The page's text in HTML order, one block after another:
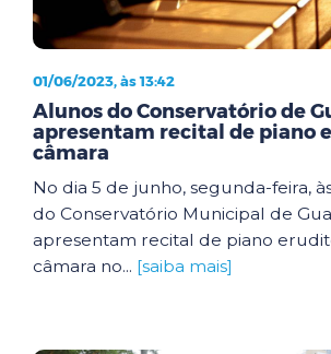
01/06/2023, às 13:42
Alunos do Conservatório de
apresentam recital de piano
câmara
No dia 5 de junho, segunda-feira,
do Conservatório Municipal de
apresentam recital de piano
câmara no... [saiba mais]